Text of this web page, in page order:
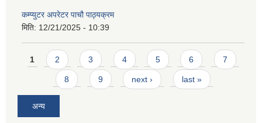
कम्प्युटर अपरेटर पाचौ पाठ्यक्रम
मिति: 12/21/2025 - 10:39
Pages
1 2 3 4 5 6 7
8 9 next › last »
अन्य